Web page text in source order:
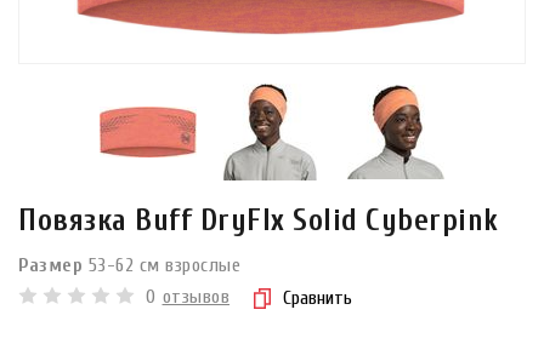
Повязка Buff DryFlx Solid Cyberpink
Размер 53-62 см взрослые
0 отзывов Сравнить